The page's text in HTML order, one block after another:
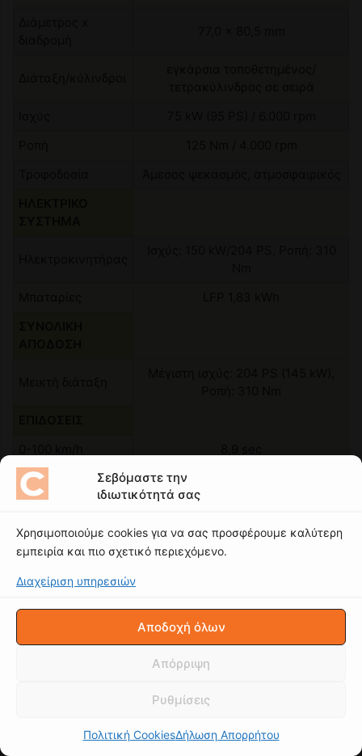
Σεβόμαστε την
ιδιωτικότητά σας
Χρησιμοποιούμε cookies για να σας προσφέρουμε καλύτερη
εμπειρία και πιο σχετικό περιεχόμενο.
Διαχείριση υπηρεσιών
Αποδοχή όλων
Απόρριψη
Ρυθμίσεις
Πολιτική CookiesΔήλωση Απορρήτου